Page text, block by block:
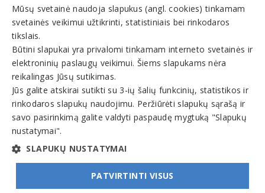
Veiklos sritys
Taksi
© INFOMINTA, UAB. Visos teisės saugomos. Telefonas
info@1551.info
Mūsų svetainė naudoja slapukus (angl. cookies) tinkamam
svetainės veikimui užtikrinti, statistiniais bei rinkodaros
tikslais.
Būtini slapukai yra privalomi tinkamam interneto svetainės ir
elektroninių paslaugų veikimui. Šiems slapukams nėra
reikalingas Jūsų sutikimas.
Jūs galite atskirai sutikti su 3-ių šalių funkcinių, statistikos ir
rinkodaros slapukų naudojimu. Peržiūrėti slapukų sąrašą ir
savo pasirinkimą galite valdyti paspaudę mygtuką "Slapukų
nustatymai".
SLAPUKŲ NUSTATYMAI
PATVIRTINTI VISUS